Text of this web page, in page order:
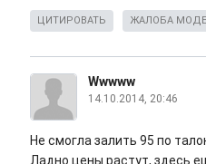
ЦИТИРОВАТЬ ЖАЛОБА
Wwwww
14.10.2014, 20:46
Не смогла залить 95 по
Ладно цены растут, здесь